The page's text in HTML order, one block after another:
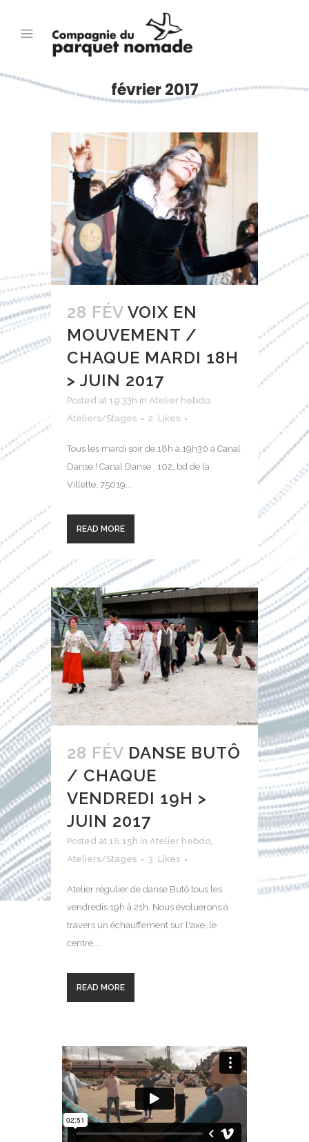
février 2017
28 FÉV VOIX EN
MOUVEMENT /
CHAQUE MARDI 18H
> JUIN 2017
Posted at 19:33h in Atelier hebdo,
Ateliers/Stages
2 Likes
Tous les mardi soir de 18h à 19h30 à Canal
Danse ! Canal Danse : 102, bd de la
Villette, 75019...
READ MORE
28 FÉV DANSE BUTÔ
/ CHAQUE
VENDREDI 19H >
JUIN 2017
Posted at 16:15h in Atelier hebdo,
Ateliers/Stages
3 Likes
Atelier régulier de danse Butô tous les
vendredis 19h à 21h. Nous évoluerons à
travers un échauffement sur l'axe, le
centre,...
READ MORE